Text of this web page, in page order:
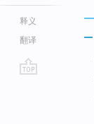
释义
翻译